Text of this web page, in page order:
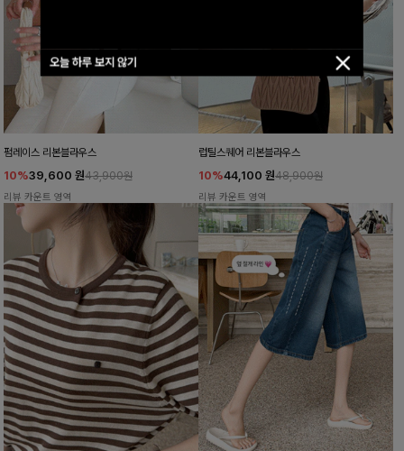
오늘 하루 보지 않기
펌레이스 리본블라우스
10%39,600 원43,900원
리뷰 카운트 영역
럽틸스퀘어 리본블라우스
10%44,100 원48,900원
리뷰 카운트 영역